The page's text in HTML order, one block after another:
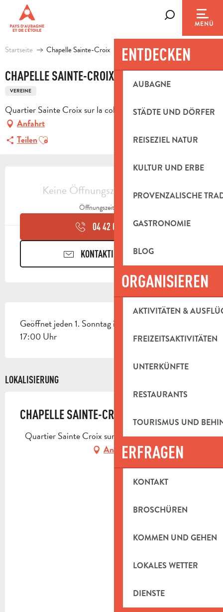
contenu
principal
MENÜ
ENTDECKEN
AUBAGNE
STÄDTE UND DÖRFER
REISEZIEL NATUR
KULTUR UND ERBE
PROVENZALISCHE
GASTRONOMIE
BLOG
ORGANISIEREN
AKTIVITÄTEN &
FREIZEITSAKTIVITÄTEN
UNTERKÜNFTE
RESTAURANTS
TOURISMUS UND
ERFRAGEN
KONTAKT
BROSCHÜREN
KOMMEN UND GEHEN
LOKALES WETTER
DIENSTE
Startseite Chapelle Sainte-Croix
CHAPELLE SAINTE-CROIX
VEREINE
Quartier Sainte Croix sur la colline, 13390 Auriol
Anfahrt
TeilenAjouter aux favoris
ÖFFNUNGSZEITEN &
Keine Öffnungszeiten hinterlegt
Öffnungszeiten ansehen
04 42 04 70▒▒
KONTAKTIEREN SIE UNS
Geöffnet jeden 1. Sonntag im Monat von 14:30 bis
17:00 Uhr
LOKALISIERUNG
CHAPELLE SAINTE-CROIX
Quartier Sainte Croix sur la colline, 13390 Auriol
Anfahrt